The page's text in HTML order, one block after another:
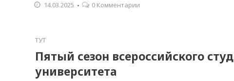
14.03.2025 0 Комментарии
ТУТ
Пятый сезон всероссийского
университета